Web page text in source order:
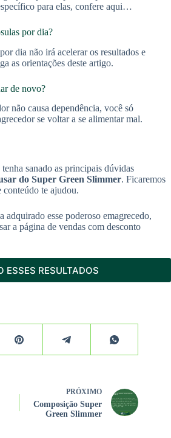
para elas, confere aqui…
por dia?
dia não irá acelerar os resultados e
as orientações deste artigo.
de novo?
não causa dependência, você só
se voltar a se alimentar mal.
sanado as principais dúvidas
do Super Green Slimmer. Ficaremos
conteúdo te ajudou.
adquirado esse poderoso emagrecedo,
a página de vendas com desconto
ESSES RESULTADOS
PRÓXIMO
Composição Super
Green Slimmer